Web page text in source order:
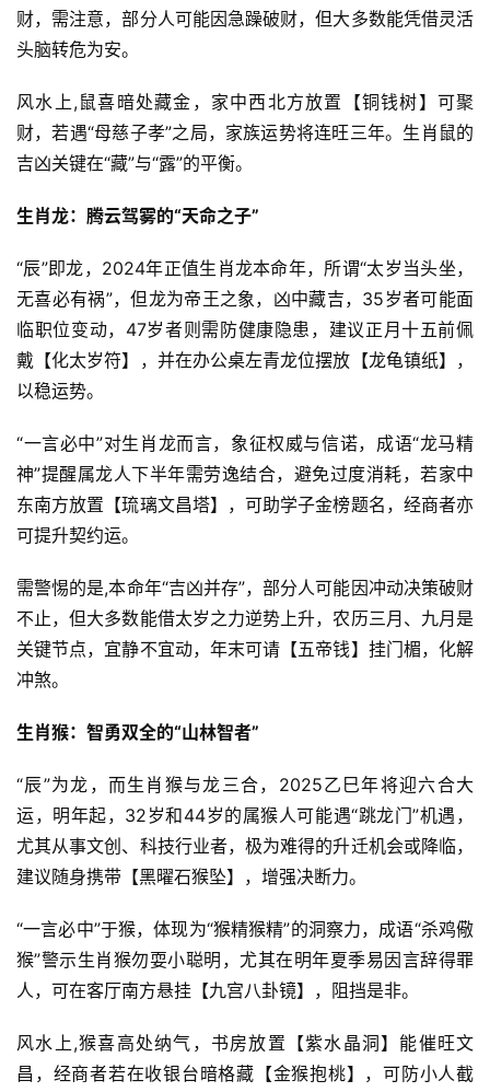
财，需注意，部分人可能因急躁破财，但大多数能凭借灵活
头脑转危为安。
风水上,鼠喜暗处藏金，家中西北方放置【铜钱树】可聚
财，若遇“母慈子孝”之局，家族运势将连旺三年。生肖鼠的
吉凶关键在“藏”与“露”的平衡。
生肖龙：腾云驾雾的“天命之子”
“辰”即龙，2024年正值生肖龙本命年，所谓“太岁当头坐，
无喜必有祸”，但龙为帝王之象，凶中藏吉，35岁者可能面
临职位变动，47岁者则需防健康隐患，建议正月十五前佩
戴【化太岁符】，并在办公桌左青龙位摆放【龙龟镇纸】，
以稳运势。
“一言必中”对生肖龙而言，象征权威与信诺，成语“龙马精
神”提醒属龙人下半年需劳逸结合，避免过度消耗，若家中
东南方放置【琉璃文昌塔】，可助学子金榜题名，经商者亦
可提升契约运。
需警惕的是,本命年“吉凶并存”，部分人可能因冲动决策破财
不止，但大多数能借太岁之力逆势上升，农历三月、九月是
关键节点，宜静不宜动，年末可请【五帝钱】挂门楣，化解
冲煞。
生肖猴：智勇双全的“山林智者”
“辰”为龙，而生肖猴与龙三合，2025乙巳年将迎六合大
运，明年起，32岁和44岁的属猴人可能遇“跳龙门”机遇，
尤其从事文创、科技行业者，极为难得的升迁机会或降临，
建议随身携带【黑曜石猴坠】，增强决断力。
“一言必中”于猴，体现为“猴精猴精”的洞察力，成语“杀鸡儆
猴”警示生肖猴勿耍小聪明，尤其在明年夏季易因言辞得罪
人，可在客厅南方悬挂【九宫八卦镜】，阻挡是非。
风水上,猴喜高处纳气，书房放置【紫水晶洞】能催旺文
昌，经商者若在收银台暗格藏【金猴抱桃】，可防小人截